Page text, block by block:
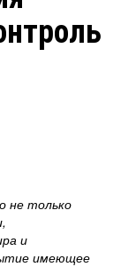
не только
и
имеющее